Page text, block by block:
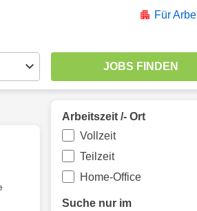
Für
Arbeitszeit /- Ort
Vollzeit
Teilzeit
Home-Office
Suche nur im